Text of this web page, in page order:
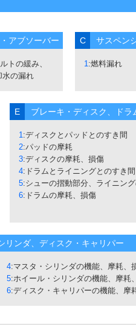
アブソーバー
トの緩み、
水の漏れ
C サスペン
1:燃料漏れ
E ブレーキ・ディスク、ドラ
1:ディスクとパッドとのすき間
2:パッドの摩耗
3:ディスクの摩耗、損傷
4:ドラムとライニングとのすき間
5:シューの摺動部分、ライニン
6:ドラムの摩耗、損傷
リンダ、ディスク・キャリパー
4:マスタ・シリンダの機能、摩耗、
5:ホイール・シリンダの機能、摩耗
6:ディスク・キャリパーの機能、摩